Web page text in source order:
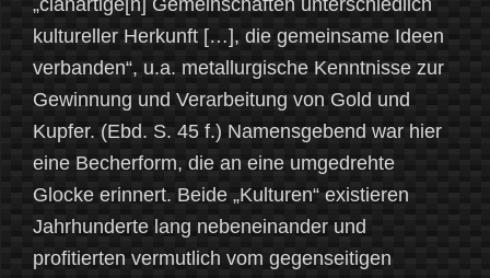
kultureller Herkunft […], die gemeinsame Ideen
verbanden“, u.a. metallurgische Kenntnisse zur
Gewinnung und Verarbeitung von Gold und
Kupfer. (Ebd. S. 45 f.) Namensgebend war hier
eine Becherform, die an eine umgedrehte
Glocke erinnert. Beide „Kulturen“ existieren
Jahrhunderte lang nebeneinander und
profitierten vermutlich vom gegenseitigen